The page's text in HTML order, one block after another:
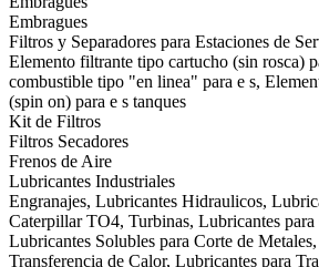
Embragues
Filtros y Separadores para Estaciones de
Elemento filtrante tipo cartucho (sin rosca)
combustible tipo "en linea" para e s,
(spin on) para e s tanques
Kit de Filtros
Filtros Secadores
Frenos de Aire
Lubricantes Industriales
Engranajes, Lubricantes Hidraulicos,
Caterpillar TO4, Turbinas, Lubricantes para
Lubricantes Solubles para Corte de
Transferencia de Calor, Lubricantes para